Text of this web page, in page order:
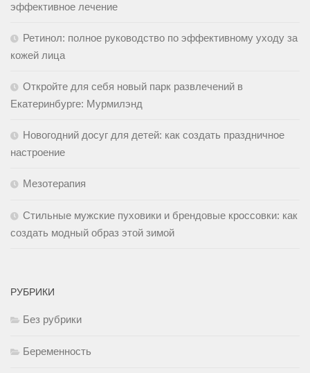
эффективное лечение
Ретинол: полное руководство по эффективному уходу за
кожей лица
Откройте для себя новый парк развлечений в
Екатеринбурге: Мурмилэнд
Новогодний досуг для детей: как создать праздничное
настроение
Мезотерапия
Стильные мужские пуховики и брендовые кроссовки: как
создать модный образ этой зимой
РУБРИКИ
Без рубрики
Беременность